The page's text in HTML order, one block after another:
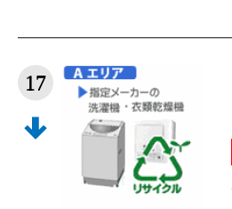
17